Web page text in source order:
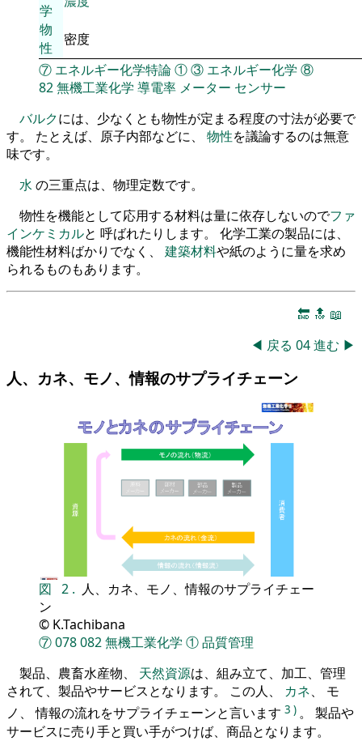
学
物
性
密度
⑦ エネルギー化学特論①③ エネルギー化学 ⑧
82無機工業化学 導電率 メーター センサー
バルクには、少なくとも物性が定まる程度の寸法が必要で
す。 たとえば、原子内部などに、 物性を議論するのは無意
味です。
水 の三重点は、物理定数です。
物性を機能として応用する材料は量に依存しないのでファ
インケミカルと 呼ばれたりします。 化学工業の製品には、
機能性材料ばかりでなく、 建築材料や紙のように量を求め
られるものもあります。
🔚 🔝 📖
◀ 戻る 04進む ▶
人、カネ、モノ、情報のサプライチェーン
図 2 . 人、カネ、モノ、情報のサプライチェー
ン
© K.Tachibana
⑦078082無機工業化学 ①品質管理
製品、農畜水産物、 天然資源は、組み立て、加工、管理
されて、製品やサービスとなります。 この人、 カネ、 モ
ノ、 情報の流れをサプライチェーンと言います 3 ) 。 製品や
サービスに売り手と買い手がつけば、商品となります。